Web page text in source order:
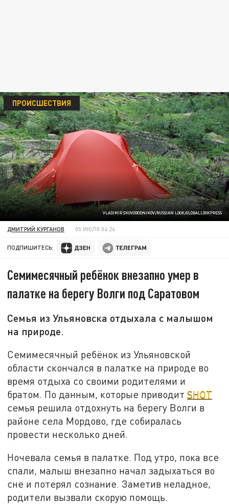
VLADIMIR SKOVORODNIKOV/RUSSIAN LOOK/GLOBALLOOKPRESS
ПРОИСШЕСТВИЯ
ДМИТРИЙ КУРГАНОВ 05 ИЮЛЯ 04:26
ПОДПИШИТЕСЬ:
Семимесячный ребёнок внезапно умер в
палатке на берегу Волги под Саратовом
Семья из Ульяновска отдыхала с малышом
на природе.
Семимесячный ребёнок из Ульяновской
области скончался в палатке на природе во
время отдыха со своими родителями и
братом. По данным, которые приводитSHOT
семья решила отдохнуть на берегу Волги в
районе села Мордово, где собиралась
провести несколько дней.
Ночевала семья в палатке. Под утро, пока все
спали, малыш внезапно начал задыхаться во
сне и потерял сознание. Заметив неладное,
родители вызвали скорую помощь.